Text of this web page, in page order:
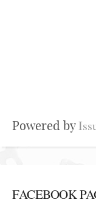
Powered by
FACEBOOK